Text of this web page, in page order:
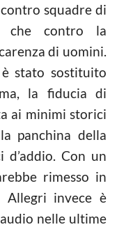
squadre di
che contro la
di uomini.
stato sostituito
la fiducia di
ai minimi storici
panchina della
Con un
rimesso in
Allegri invece è
nelle ultime